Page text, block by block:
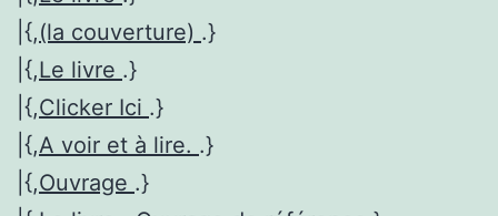
|{,(la couverture) .}
|{,Le livre .}
|{,Clicker Ici .}
|{,A voir et à lire. .}
|{,Ouvrage .}